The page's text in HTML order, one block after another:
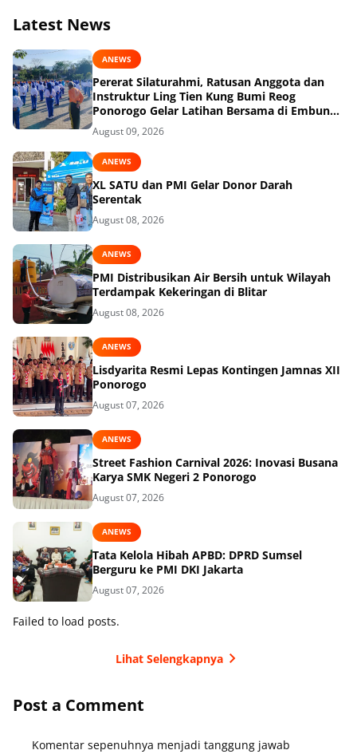
Latest News
ANEWS
Pererat Silaturahmi, Ratusan Anggota dan
Instruktur Ling Tien Kung Bumi Reog
Ponorogo Gelar Latihan Bersama di Embung
Pakel
August 09, 2026
ANEWS
XL SATU dan PMI Gelar Donor Darah
Serentak
August 08, 2026
ANEWS
PMI Distribusikan Air Bersih untuk Wilayah
Terdampak Kekeringan di Blitar
August 08, 2026
ANEWS
Lisdyarita Resmi Lepas Kontingen Jamnas XII
Ponorogo
August 07, 2026
ANEWS
Street Fashion Carnival 2026: Inovasi Busana
Karya SMK Negeri 2 Ponorogo
August 07, 2026
ANEWS
Tata Kelola Hibah APBD: DPRD Sumsel
Berguru ke PMI DKI Jakarta
August 07, 2026
Failed to load posts.
Lihat Selengkapnya
Post a Comment
Komentar sepenuhnya menjadi tanggung jawab